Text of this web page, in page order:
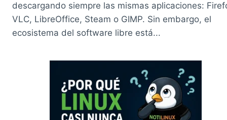
descargando siempre las mismas aplicaciones:
VLC, LibreOffice, Steam o GIMP. Sin embargo, el
ecosistema del software libre está...